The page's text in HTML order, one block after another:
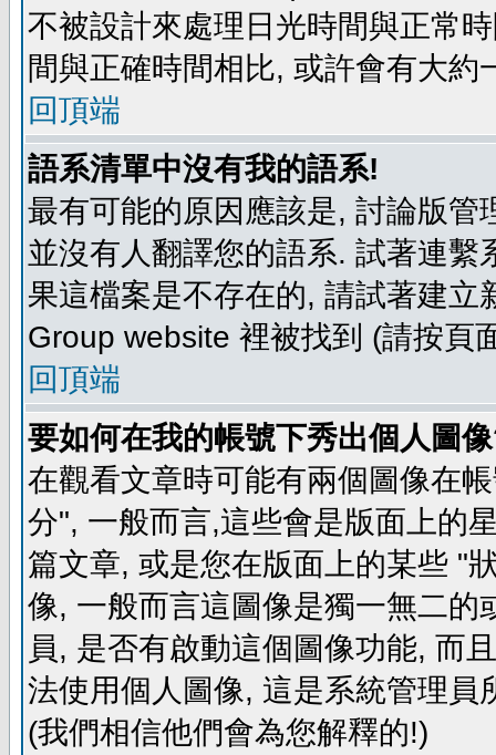
不被設計來處理日光時間與正常
間與正確時間相比, 或許會有大約
回頂端
語系清單中沒有我的語系!
最有可能的原因應該是, 討論版
並沒有人翻譯您的語系. 試著連
果這檔案是不存在的, 請試著建
Group website 裡被找到 (請按頁
回頂端
要如何在我的帳號下秀出個人圖
在觀看文章時可能有兩個圖像在
分", 一般而言,這些會是版面上的
篇文章, 或是您在版面上的某些 "
像, 一般而言這圖像是獨一無二
員, 是否有啟動這個圖像功能, 而
法使用個人圖像, 這是系統管理
(我們相信他們會為您解釋的!)